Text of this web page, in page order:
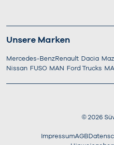
Unsere Marken
Mercedes-Benz Renault Dacia
Nissan FUSO MAN Ford Trucks
© 2026
ImpressumAGB